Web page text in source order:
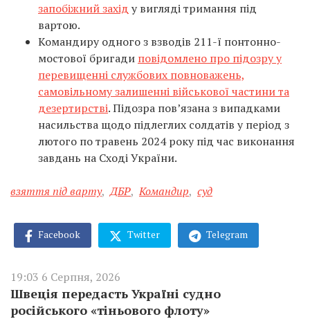
запобіжний захід у вигляді тримання під
вартою.
Командиру одного з взводів 211-ї понтонно-
мостової бригади повідомлено про підозру у
перевищенні службових повноважень,
самовільному залишенні військової частини та
дезертирстві. Підозра пов’язана з випадками
насильства щодо підлеглих солдатів у період з
лютого по травень 2024 року під час виконання
завдань на Сході України.
взяття під варту, ДБР, Командир, суд
Facebook Twitter Telegram
19:03 6 Серпня, 2026
Швеція передасть Україні судно
російського «тіньового флоту»